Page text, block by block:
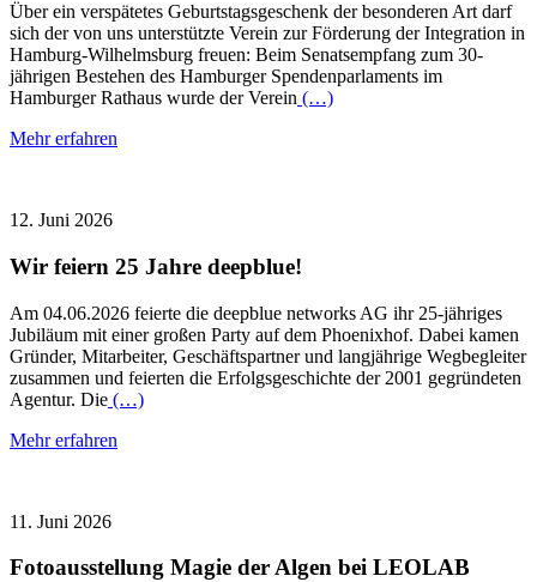
Über ein verspätetes Geburtstagsgeschenk der besonderen Art darf
sich der von uns unterstützte Verein zur Förderung der Integration in
Hamburg-Wilhelmsburg freuen: Beim Senatsempfang zum 30-
jährigen Bestehen des Hamburger Spendenparlaments im
Hamburger Rathaus wurde der Verein (…)
Mehr erfahren
12. Juni 2026
Wir feiern 25 Jahre deepblue!
Am 04.06.2026 feierte die deepblue networks AG ihr 25-jähriges
Jubiläum mit einer großen Party auf dem Phoenixhof. Dabei kamen
Gründer, Mitarbeiter, Geschäftspartner und langjährige Wegbegleiter
zusammen und feierten die Erfolgsgeschichte der 2001 gegründeten
Agentur. Die (…)
Mehr erfahren
11. Juni 2026
Fotoausstellung Magie der Algen bei LEOLAB